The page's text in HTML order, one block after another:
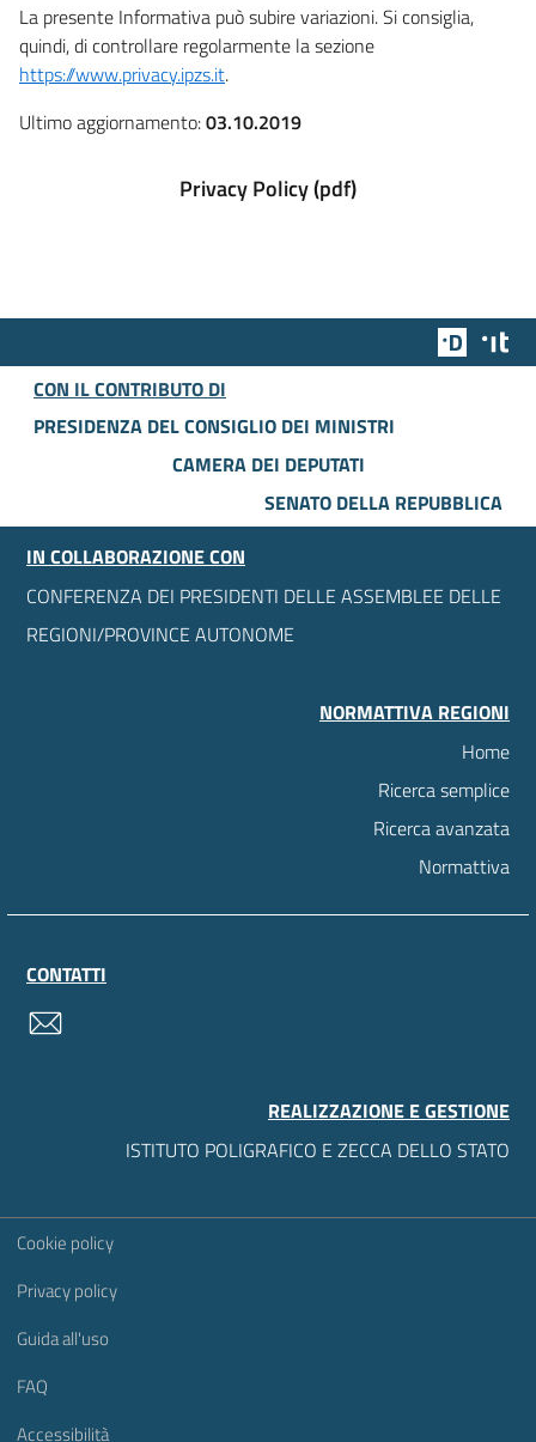
La presente Informativa può subire variazioni. Si consiglia,
quindi, di controllare regolarmente la sezione
https://www.privacy.ipzs.it.
Ultimo aggiornamento:03.10.2019
Privacy Policy (pdf)
Team
CON IL CONTRIBUTO DI
PRESIDENZA DEL CONSIGLIO DEI MINISTRI
CAMERA DEI DEPUTATI
SENATO DELLA REPUBBLICA
IN COLLABORAZIONE CON
CONFERENZA DEI PRESIDENTI DELLE ASSEMBLEE DELLE
REGIONI/PROVINCE AUTONOME
NORMATTIVA REGIONI
Home
Ricerca semplice
Ricerca avanzata
Normattiva
CONTATTI
REALIZZAZIONE E GESTIONE
ISTITUTO POLIGRAFICO E ZECCA DELLO STATO
Sezione Link Utili
Cookie policy
Privacy policy
Guida all'uso
FAQ
Accessibilità